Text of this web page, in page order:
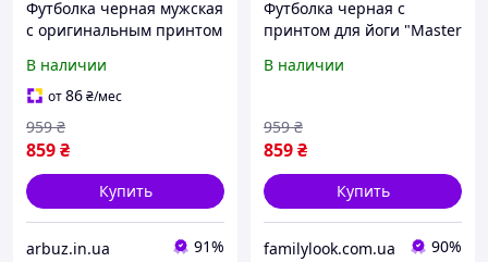
Футболка черная мужская
с оригинальным принтом
"Adiyogi. Адийоги" Push IT
В наличии
от86₴/мес
859₴
959 ₴
Купить
arbuz.in.ua 91%
Футболка черная с
принтом для йоги "Master
Йога" Push IT
В наличии
859₴
959 ₴
Купить
familylook.com.ua 90%